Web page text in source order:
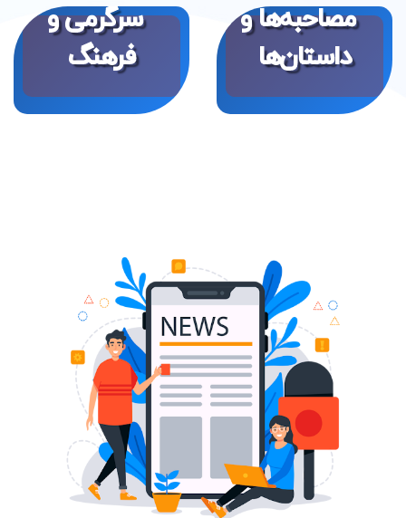
مصاحبه‌ها و
داستان‌ها
سرگرمی و
فرهنگ